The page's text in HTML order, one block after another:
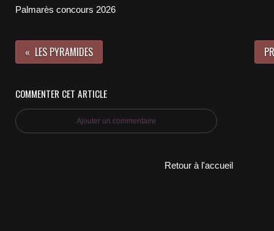
Palmarès concours 2026
LES PYRAMIDES
COMMENTER CET ARTICLE
Ajouter un commentaire
Retour à l'accueil